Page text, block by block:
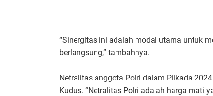
“Sinergitas ini adalah modal utama untuk
berlangsung,” tambahnya.
Netralitas anggota Polri dalam Pilkada
Kudus. “Netralitas Polri adalah harga mati